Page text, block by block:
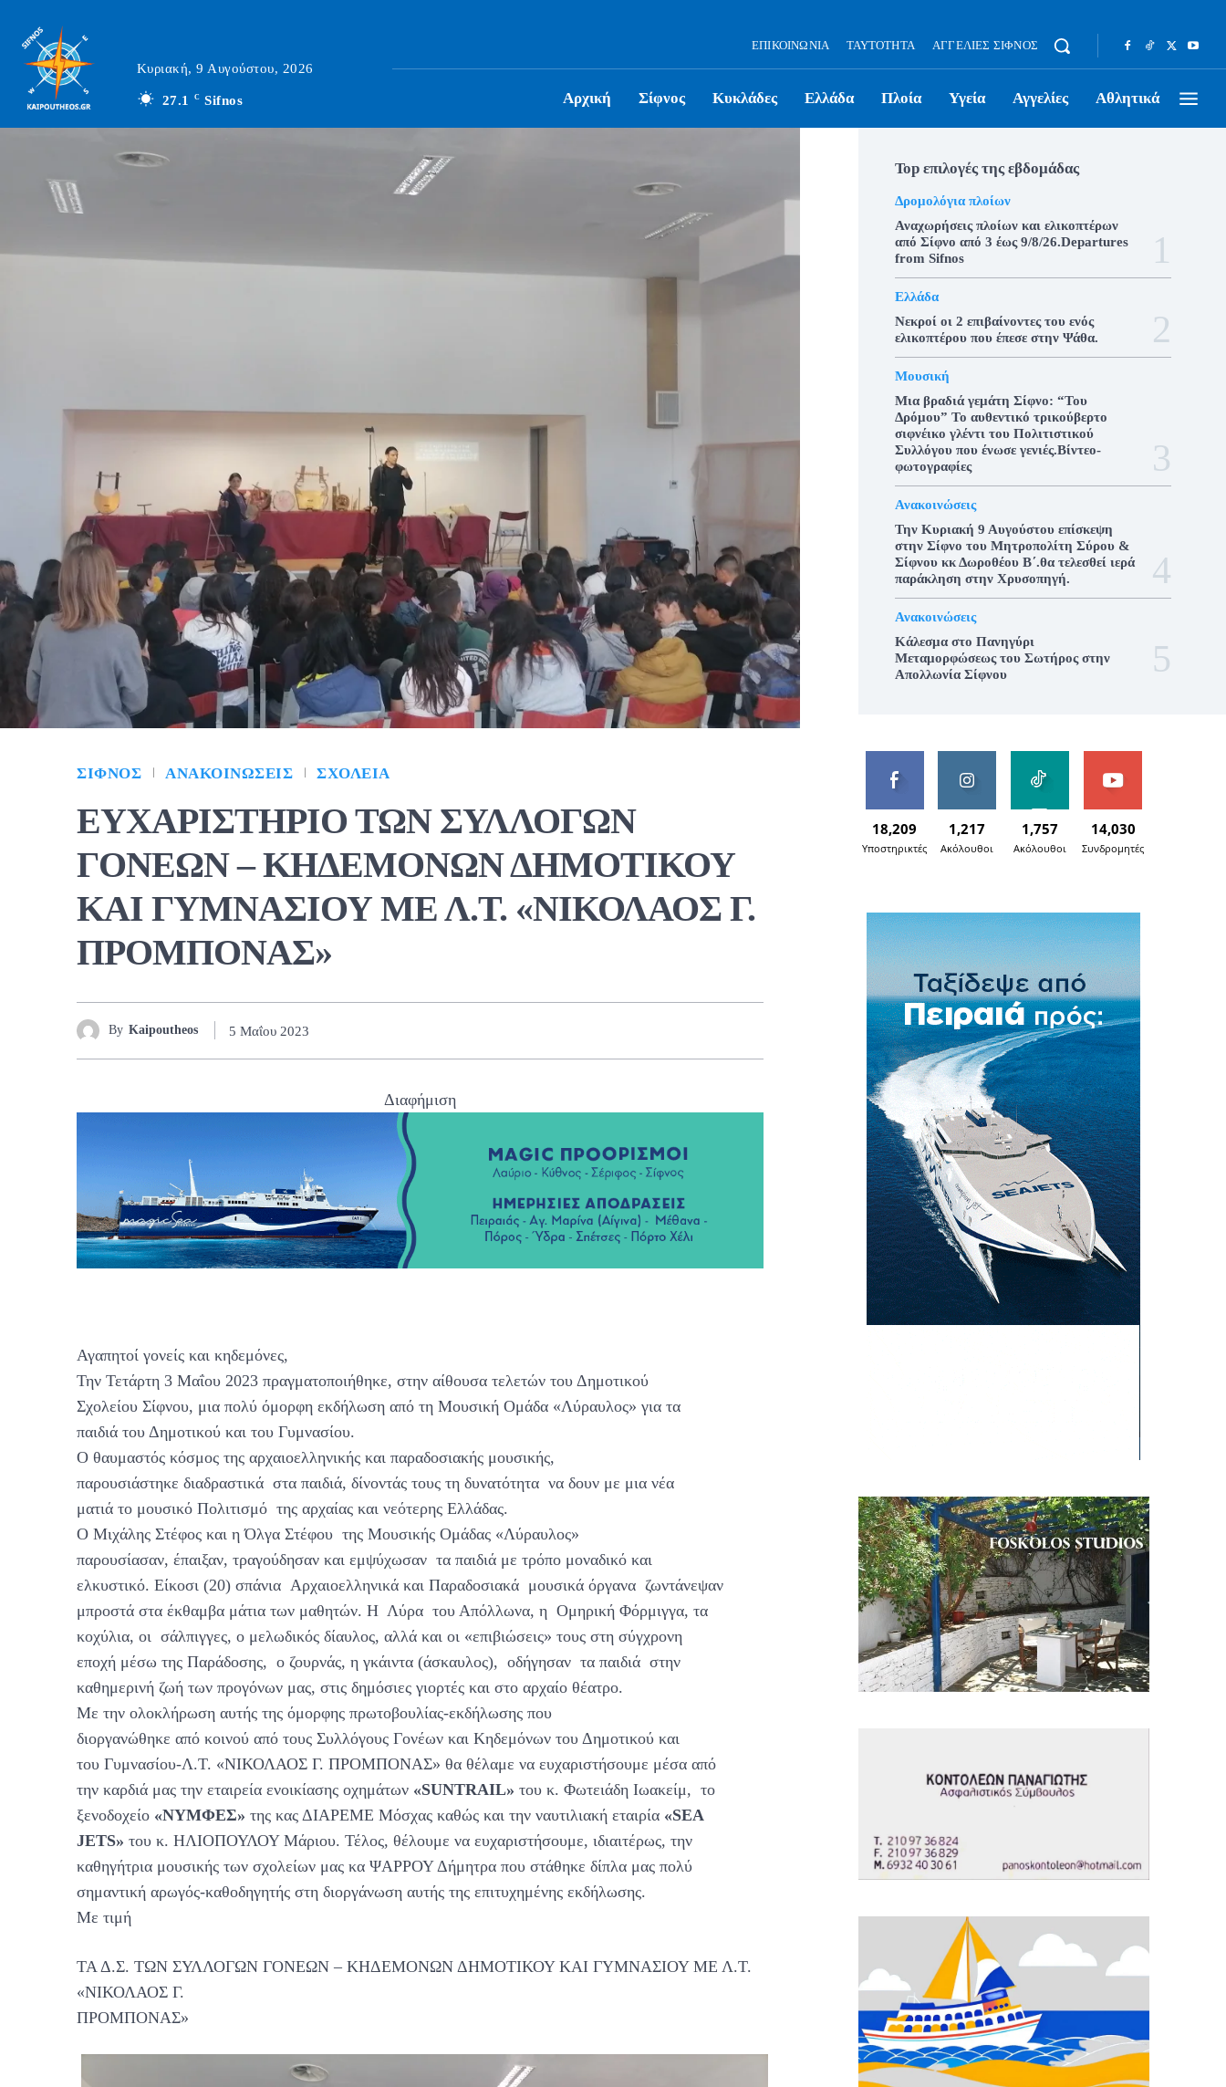
Κυριακή, 9 Αυγούστου, 2026
27.1 C Sifnos
ΕΠΙΚΟΙΝΩΝΊΑ ΤΑΥΤΌΤΗΤΑ ΑΓΓΕΛΊΕΣ ΣΊΦΝΟΣ
Αρχική Σίφνος Κυκλάδες Ελλάδα Πλοία Υγεία Αγγελίες Αθλητικά
ΣΊΦΝΟΣ ΑΝΑΚΟΙΝΏΣΕΙΣ ΣΧΟΛΕΊΑ
ΕΥΧΑΡΙΣΤΗΡΙΟ ΤΩΝ ΣΥΛΛΟΓΩΝ
ΓΟΝΕΩΝ – ΚΗΔΕΜΟΝΩΝ ΔΗΜΟΤΙΚΟΥ
ΚΑΙ ΓΥΜΝΑΣΙΟΥ ΜΕ Λ.Τ. «ΝΙΚΟΛΑΟΣ Γ.
ΠΡΟΜΠΟΝΑΣ»
By Kaipoutheos 5 Μαΐου 2023
Διαφήμιση
Αγαπητοί γονείς και κηδεμόνες,
Την Τετάρτη 3 Μαΐου 2023 πραγματοποιήθηκε, στην αίθουσα τελετών του Δημοτικού
Σχολείου Σίφνου, μια πολύ όμορφη εκδήλωση από τη Μουσική Ομάδα «Λύραυλος» για τα
παιδιά του Δημοτικού και του Γυμνασίου.
Ο θαυμαστός κόσμος της αρχαιοελληνικής και παραδοσιακής μουσικής,
παρουσιάστηκε διαδραστικά στα παιδιά, δίνοντάς τους τη δυνατότητα να δουν με μια νέα
ματιά το μουσικό Πολιτισμό της αρχαίας και νεότερης Ελλάδας.
O Μιχάλης Στέφος και η Όλγα Στέφου της Μουσικής Ομάδας «Λύραυλος»
παρουσίασαν, έπαιξαν, τραγούδησαν και εμψύχωσαν τα παιδιά με τρόπο μοναδικό και
ελκυστικό. Είκοσι (20) σπάνια Αρχαιοελληνικά και Παραδοσιακά μουσικά όργανα ζωντάνεψαν
μπροστά στα έκθαμβα μάτια των μαθητών. Η Λύρα του Απόλλωνα, η Ομηρική Φόρμιγγα, τα
κοχύλια, οι σάλπιγγες, ο μελωδικός δίαυλος, αλλά και οι «επιβιώσεις» τους στη σύγχρονη
εποχή μέσω της Παράδοσης, ο ζουρνάς, η γκάιντα (άσκαυλος), οδήγησαν τα παιδιά στην
καθημερινή ζωή των προγόνων μας, στις δημόσιες γιορτές και στο αρχαίο θέατρο.
Με την ολοκλήρωση αυτής της όμορφης πρωτοβουλίας-εκδήλωσης που
διοργανώθηκε από κοινού από τους Συλλόγους Γονέων και Κηδεμόνων του Δημοτικού και
του Γυμνασίου-Λ.Τ. «ΝΙΚΟΛΑΟΣ Γ. ΠΡΟΜΠΟΝΑΣ» θα θέλαμε να ευχαριστήσουμε μέσα από
την καρδιά μας την εταιρεία ενοικίασης οχημάτων «SUNTRAIL» του κ. Φωτειάδη Ιωακείμ, το
ξενοδοχείο «ΝΥΜΦΕΣ» της κας ΔΙΑΡΕΜΕ Μόσχας καθώς και την ναυτιλιακή εταιρία «SEA
JETS» του κ. ΗΛΙΟΠΟΥΛΟΥ Μάριου. Τέλος, θέλουμε να ευχαριστήσουμε, ιδιαιτέρως, την
καθηγήτρια μουσικής των σχολείων μας κα ΨΑΡΡΟΥ Δήμητρα που στάθηκε δίπλα μας πολύ
σημαντική αρωγός-καθοδηγητής στη διοργάνωση αυτής της επιτυχημένης εκδήλωσης.
Με τιμή
ΤΑ Δ.Σ. ΤΩΝ ΣΥΛΛΟΓΩΝ ΓΟΝΕΩΝ – ΚΗΔΕΜΟΝΩΝ ΔΗΜΟΤΙΚΟΥ ΚΑΙ ΓΥΜΝΑΣΙΟΥ ΜΕ Λ.Τ.
«ΝΙΚΟΛΑΟΣ Γ.
ΠΡΟΜΠΟΝΑΣ»
Top επιλογές της εβδομάδας
Δρομολόγια πλοίων
Αναχωρήσεις πλοίων και ελικοπτέρων
από Σίφνο από 3 έως 9/8/26.Departures
from Sifnos
Ελλάδα
Νεκροί οι 2 επιβαίνοντες του ενός
ελικοπτέρου που έπεσε στην Ψάθα.
Μουσική
Μια βραδιά γεμάτη Σίφνο: “Του
Δρόμου” Το αυθεντικό τρικούβερτο
σιφνέικο γλέντι του Πολιτιστικού
Συλλόγου που ένωσε γενιές.Βίντεο-
φωτογραφίες
Ανακοινώσεις
Την Κυριακή 9 Αυγούστου επίσκεψη
στην Σίφνο του Μητροπολίτη Σύρου &
Σίφνου κκ Δωροθέου Β΄.θα τελεσθεί ιερά
παράκληση στην Χρυσοπηγή.
Ανακοινώσεις
Κάλεσμα στο Πανηγύρι
Μεταμορφώσεως του Σωτήρος στην
Απολλωνία Σίφνου
18,209
Υποστηρικτές
1,217
Ακόλουθοι
1,757
Ακόλουθοι
14,030
Συνδρομητές